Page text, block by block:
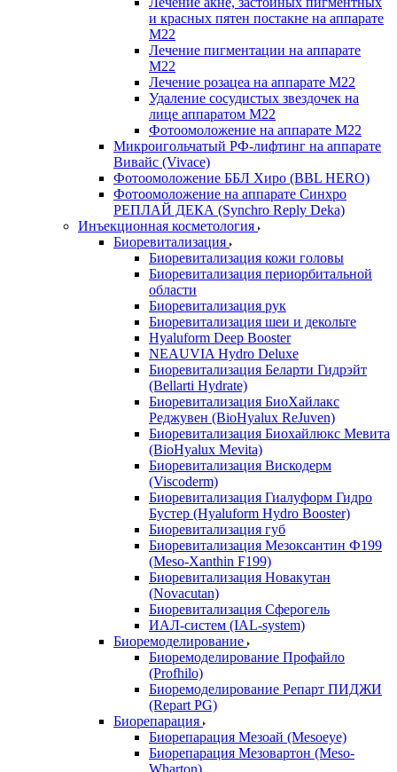
и красных пятен постакне на аппарате
М22
Лечение пигментации на аппарате
М22
Лечение розацеа на аппарате М22
Удаление сосудистых звездочек на
лице аппаратом М22
Фотоомоложение на аппарате М22
Микроигольчатый РФ-лифтинг на аппарате
Вивайс (Vivace)
Фотоомоложение ББЛ Хиро (BBL HERO)
Фотоомоложение на аппарате Синхро
РЕПЛАЙ ДЕКА (Synchro Reply Deka)
Инъекционная косметология
Биоревитализация
Биоревитализация кожи головы
Биоревитализация периорбитальной
области
Биоревитализация рук
Биоревитализация шеи и декольте
Hyaluform Deep Booster
NEAUVIA Hydro Deluxe
Биоревитализация Беларти Гидрэйт
(Bellarti Hydrate)
Биоревитализация БиоХайлакс
Реджувен (BioHyalux ReJuven)
Биоревитализация Биохайлюкс Мевита
(BioHyalux Mevita)
Биоревитализация Вискодерм
(Viscoderm)
Биоревитализация Гиалуформ Гидро
Бустер (Hyaluform Hydro Booster)
Биоревитализация губ
Биоревитализация Мезоксантин Ф199
(Meso-Xanthin F199)
Биоревитализация Новакутан
(Novacutan)
Биоревитализация Сферогель
ИАЛ-систем (IAL-system)
Биоремоделирование
Биоремоделирование Профайло
(Profhilo)
Биоремоделирование Репарт ПИДЖИ
(Repart PG)
Биорепарация
Биорепарация Мезоай (Mesoeye)
Биорепарация Мезовартон (Meso-
Wharton)